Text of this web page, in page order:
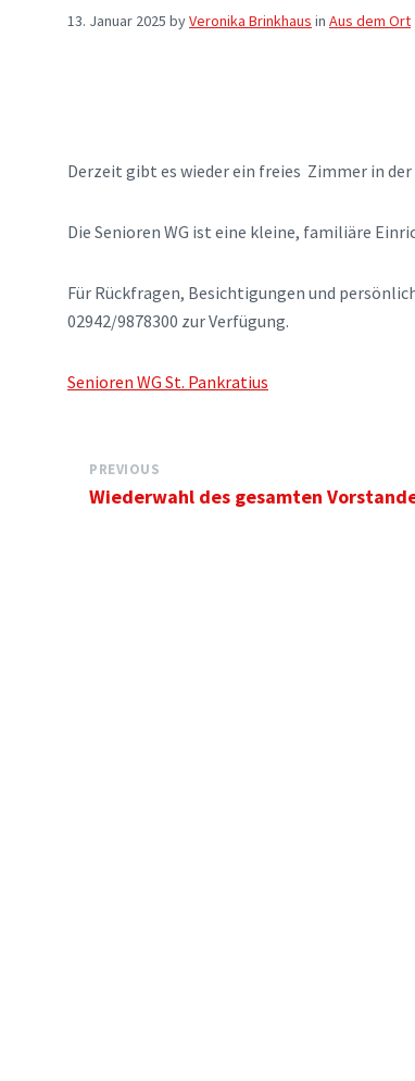
13. Januar 2025 byVeronika Brinkhaus in Aus dem Ort
Derzeit gibt es wieder ein freies Zimmer in
Die Senioren WG ist eine kleine, familiäre
Für Rückfragen, Besichtigungen und
02942/9878300 zur Verfügung.
Senioren WG St. Pankratius
PREVIOUS
Wiederwahl des gesamten